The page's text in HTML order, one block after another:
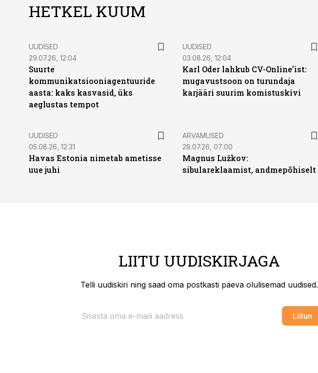
HETKEL KUUM
UUDISED
29.07.26, 12:04
Suurte
kommunikatsiooniagentuuride
aasta: kaks kasvasid, üks
aeglustas tempot
UUDISED
03.08.26, 12:04
Karl Oder lahkub CV-Online’ist:
mugavustsoon on turundaja
karjääri suurim komistuskivi
UUDISED
05.08.26, 12:31
Havas Estonia nimetab ametisse
uue juhi
ARVAMUSED
28.07.26, 07:00
Magnus Lužkov:
sibulareklaamist, andmepõhiselt
LIITU UUDISKIRJAGA
Telli uudiskiri ning saad oma postkasti päeva olulisemad uudised.
Liitun